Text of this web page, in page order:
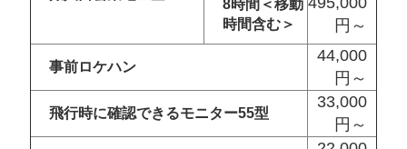
8時間＜移動
時間含む＞
円～
事前ロケハン
44,000
円～
飛行時に確認できるモニター55型
33,000
円～